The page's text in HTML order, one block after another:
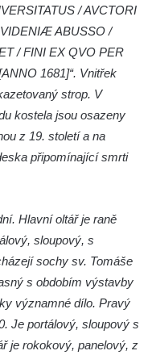
Lužice
/ AVCTORI
ABUSSO /
/ FINI EX QVO PER
1681]“. Vnitřek
strop. V
kostela jsou osazeny
z 19. století a na
připomínající smrti
Hlavní oltář je raně
sloupový, s
sochy sv. Tomáše
s obdobím výstavby
významné dílo. Pravý
Je portálový, sloupový s
je rokokový, panelový, z